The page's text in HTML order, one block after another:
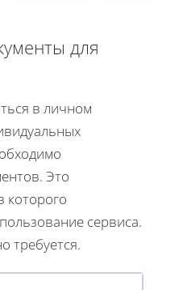
для
в личном
Это
которого
сервиса.
требуется.